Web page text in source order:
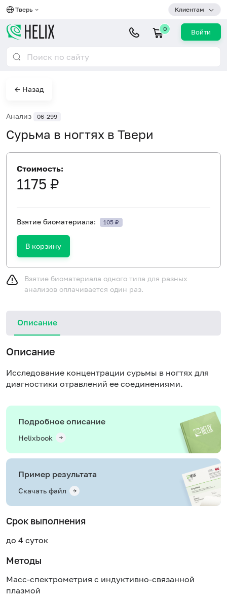
Тверь Клиентам
0 Войти
← Назад
Анализ 06-299
Сурьма в ногтях в Твери
Стоимость:
1175 ₽
Взятие биоматериала: 105 ₽
В корзину
Взятие биоматериала одного типа для разных
анализов оплачивается один раз.
Описание
Описание
Исследование концентрации сурьмы в ногтях для
диагностики отравлений ее соединениями.
Подробное описание
Helixbook
Пример результата
Скачать файл
Срок выполнения
до 4 суток
Методы
Масс-спектрометрия с индуктивно-связанной
плазмой